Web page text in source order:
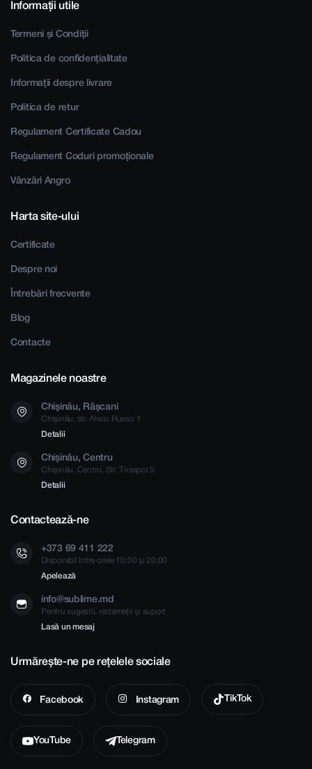
Informații utile
Termeni și Condiții
Politica de confidențialitate
Informații despre livrare
Politica de retur
Regulament Certificate Cadou
Regulament Coduri promoționale
Vânzări Angro
Harta site-ului
Certificate
Despre noi
Întrebări frecvente
Blog
Contacte
Magazinele noastre
Chișinău, Râșcani
Chișinău, str. Alecu Russo 1
Detalii
Chișinău, Centru
Chișinău, Centru, Str. Tiraspol 5
Detalii
Contactează-ne
+373 69 411 222
Disponibil între orele 10:00 și 20:00
Apelează
info@sublime.md
Pentru sugestii, reclamații și suport
Lasă un mesaj
Urmărește-ne pe rețelele sociale
Facebook Instagram TikTok
YouTube Telegram